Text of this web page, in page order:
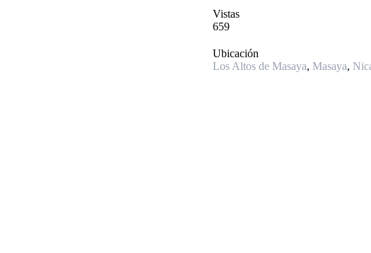
Vistas
659
Ubicación
Los Altos de Masaya, Masaya,